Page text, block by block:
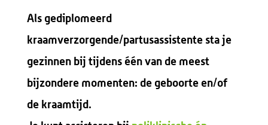
Als gediplomeerd
kraamverzorgende/partusassistente sta je
gezinnen bij tijdens één van de meest
bijzondere momenten: de geboorte en/of
de kraamtijd.